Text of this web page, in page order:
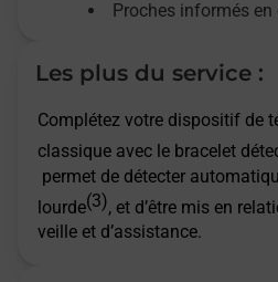
Proches informés en
Les plus du service :
Complétez votre dispositif de
classique avec le bracelet
permet de détecter
lourde(3), et d’être mis en
veille et d’assistance.